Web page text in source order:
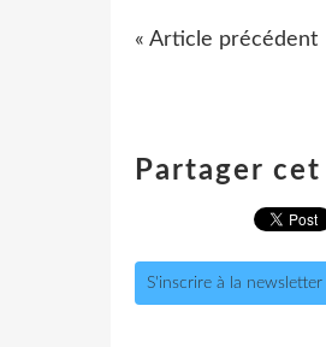
« Article précédent
Partager
S'inscrire à la newsletter